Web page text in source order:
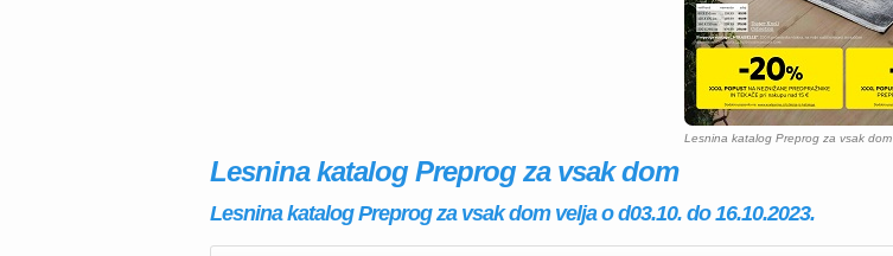
Lesnina katalog Preprog za vsak dom
Lesnina katalog Preprog za vsak dom
Lesnina katalog Preprog za vsak dom velja o d03.10. do 16.10.2023.